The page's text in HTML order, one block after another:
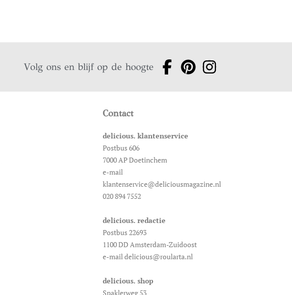
Volg ons en blijf op de hoogte
Contact
delicious. klantenservice
Postbus 606
7000 AP Doetinchem
e-mail
klantenservice@deliciousmagazine.nl
020 894 7552
delicious. redactie
Postbus 22693
1100 DD Amsterdam-Zuidoost
e-mail delicious@roularta.nl
delicious. shop
Spaklerweg 53